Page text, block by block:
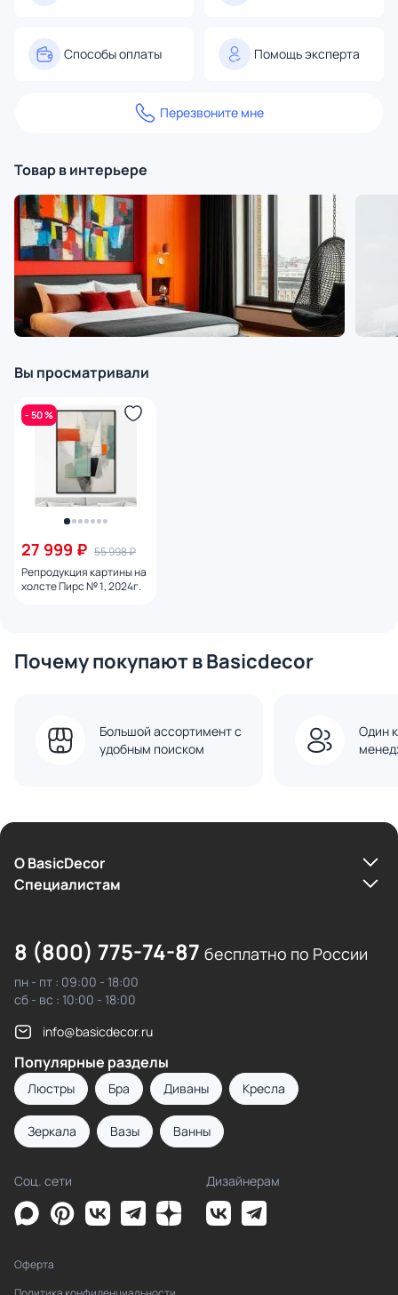
Способы оплаты Помощь эксперта
Перезвоните мне
Товар в интерьере
Вы просматривали
- 50 %
27 999 ₽ 55 998 ₽
Репродукция картины на
холсте Пирс № 1, 2024г.
Почему покупают в Basicdecor
Большой ассортимент с
удобным поиском
Один
О BasicDecor
Cпециалистам
8 (800) 775-74-87 бесплатно по России
пн - пт : 09:00 - 18:00
сб - вс : 10:00 - 18:00
info@basicdecor.ru
Популярные разделы
Люстры Бра Диваны Кресла
Зеркала Вазы Ванны
Соц. сети Дизайнерам
Оферта